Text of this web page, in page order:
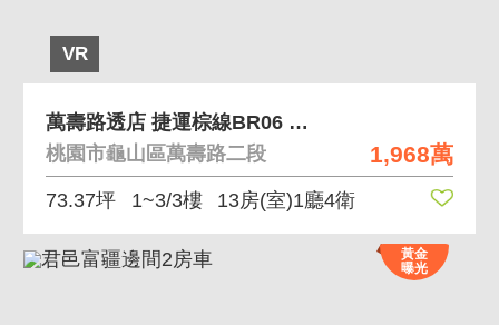
VR
1,968萬
萬壽路透店 捷運棕線BR06 中興後街麥當勞寶雅
桃園市龜山區萬壽路二段
73.37坪 1~3/3樓 13房(室)1廳4衛
黃金
曝光